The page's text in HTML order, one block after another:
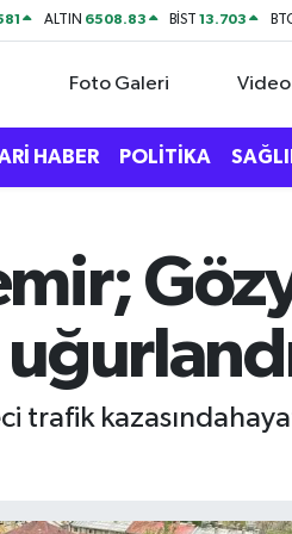
ALTIN 6508.83 BİST13.703
Foto Galeri Video
HABER POLİTİKA
trafik